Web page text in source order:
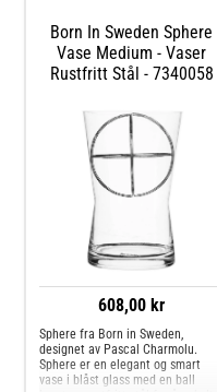
Born In Sweden Sphere
Vase Medium - Vaser
Rustfritt Stål - 7340058
608,00 kr
Sphere fra Born in Sweden,
designet av Pascal Charmolu.
Sphere er en elegant og smart
vase i blåst glass med en ball